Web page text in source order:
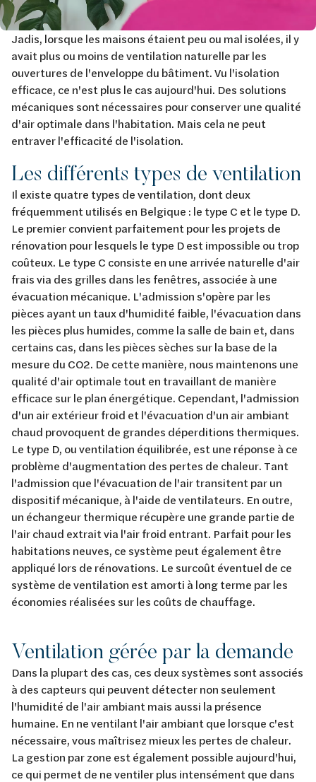
Jadis, lorsque les maisons étaient peu ou mal isolées, il y
avait plus ou moins de ventilation naturelle par les
ouvertures de l'enveloppe du bâtiment. Vu l'isolation
efficace, ce n'est plus le cas aujourd'hui. Des solutions
mécaniques sont nécessaires pour conserver une qualité
d'air optimale dans l'habitation. Mais cela ne peut
entraver l'efficacité de l'isolation.
Les différents types de ventilation
Il existe quatre types de ventilation, dont deux
fréquemment utilisés en Belgique : le type C et le type D.
Le premier convient parfaitement pour les projets de
rénovation pour lesquels le type D est impossible ou trop
coûteux. Le type C consiste en une arrivée naturelle d'air
frais via des grilles dans les fenêtres, associée à une
évacuation mécanique. L'admission s'opère par les
pièces ayant un taux d'humidité faible, l'évacuation dans
les pièces plus humides, comme la salle de bain et, dans
certains cas, dans les pièces sèches sur la base de la
mesure du CO2. De cette manière, nous maintenons une
qualité d'air optimale tout en travaillant de manière
efficace sur le plan énergétique. Cependant, l'admission
d'un air extérieur froid et l'évacuation d'un air ambiant
chaud provoquent de grandes déperditions thermiques.
Le type D, ou ventilation équilibrée, est une réponse à ce
problème d'augmentation des pertes de chaleur. Tant
l'admission que l'évacuation de l'air transitent par un
dispositif mécanique, à l'aide de ventilateurs. En outre,
un échangeur thermique récupère une grande partie de
l'air chaud extrait via l'air froid entrant. Parfait pour les
habitations neuves, ce système peut également être
appliqué lors de rénovations. Le surcoût éventuel de ce
système de ventilation est amorti à long terme par les
économies réalisées sur les coûts de chauffage.
Ventilation gérée par la demande
Dans la plupart des cas, ces deux systèmes sont associés
à des capteurs qui peuvent détecter non seulement
l'humidité de l'air ambiant mais aussi la présence
humaine. En ne ventilant l'air ambiant que lorsque c'est
nécessaire, vous maîtrisez mieux les pertes de chaleur.
La gestion par zone est également possible aujourd'hui,
ce qui permet de ne ventiler plus intensément que dans